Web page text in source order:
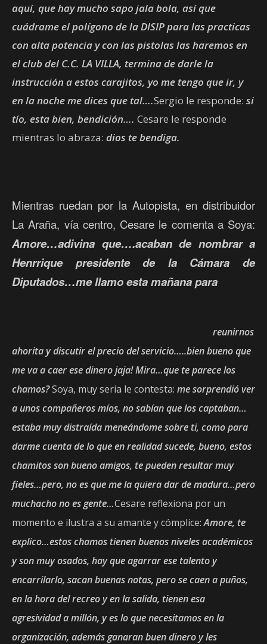
aquí, que hay mucho sapo jala bola, así que
cuádrame el polígono de la DISIP para las practicas
con alta potencia y con las pistolas las haremos en
el club del C.C. LA VILLA, termina de darle la
instrucción a estos carajitos, yo me tengo que ir, y
en la noche me dices que tal….Sergio le responde: si
tío, esta bien, bendición…. Cesare le responde
mientras lo abraza: dios te bendiga.
Mientras ruedan por la Autopista, en distribuidor
La Araña, vía centro, Cesare le comenta a Soya:
Amore…adivina que….acaban de nombrar a
Henrrique presidente de la Cámara de
Diputados…me llamo esta mañana para
reunirnos
ahorita y discutir el precio del servicio…..bien bueno que
me va a caer ese dinero jaja! Mira…que te parece los
chamos?Soya, muy seria le contesta: me sorprendió ver
a unos compañeros míos, no sabían que los captaban…
estaba muy distraída meneándome sobre ti, como para
darme cuenta de lo que en realidad sucede, bueno, estos
chamitos son bueno amigos, te pueden resultar muy
fieles…pero, no es que me la quiera dar de madura…pero
muchacho no es gente…Cesare reflexiona por un
momento e ilustra a su amante y cómplice:Amore, te
explico…estos chamos tienen buenos niveles académicos
y son muy osados, hay que agarrar ese talento y
encarrilarlo, sacan buenas notas, pero se caen a puños,
en la hora del recreo y en la salida, tienen esa
agresividad a millón, y es lo que necesitamos en la
organización, además ganaran buen dinero y les